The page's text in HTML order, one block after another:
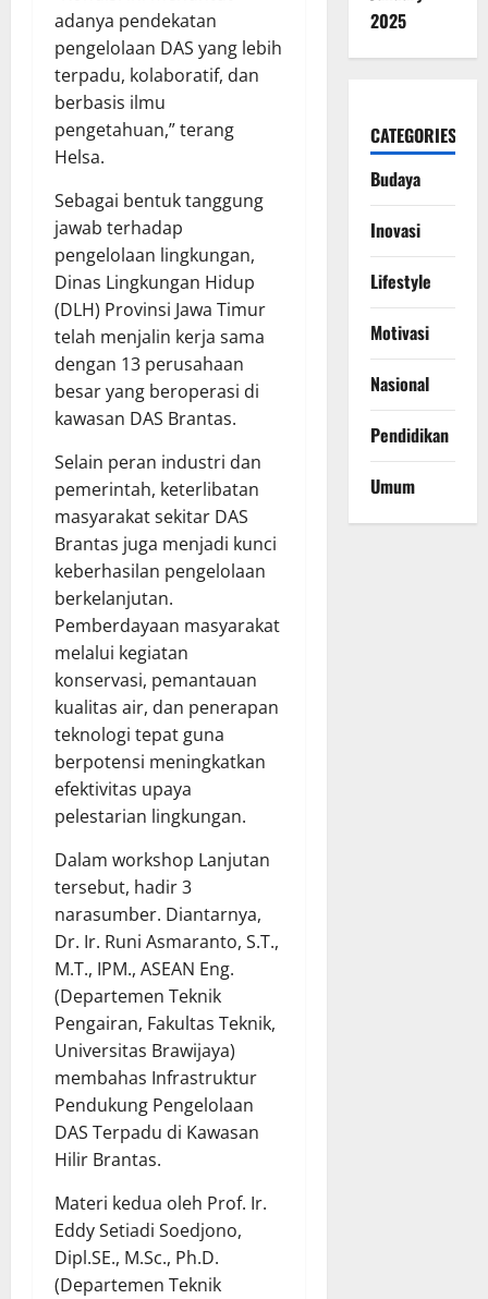
adanya pendekatan
pengelolaan DAS yang lebih
terpadu, kolaboratif, dan
berbasis ilmu
pengetahuan,” terang
Helsa.
Sebagai bentuk tanggung
jawab terhadap
pengelolaan lingkungan,
Dinas Lingkungan Hidup
(DLH) Provinsi Jawa Timur
telah menjalin kerja sama
dengan 13 perusahaan
besar yang beroperasi di
kawasan DAS Brantas.
Selain peran industri dan
pemerintah, keterlibatan
masyarakat sekitar DAS
Brantas juga menjadi kunci
keberhasilan pengelolaan
berkelanjutan.
Pemberdayaan masyarakat
melalui kegiatan
konservasi, pemantauan
kualitas air, dan penerapan
teknologi tepat guna
berpotensi meningkatkan
efektivitas upaya
pelestarian lingkungan.
Dalam workshop Lanjutan
tersebut, hadir 3
narasumber. Diantarnya,
Dr. Ir. Runi Asmaranto, S.T.,
M.T., IPM., ASEAN Eng.
(Departemen Teknik
Pengairan, Fakultas Teknik,
Universitas Brawijaya)
membahas Infrastruktur
Pendukung Pengelolaan
DAS Terpadu di Kawasan
Hilir Brantas.
Materi kedua oleh Prof. Ir.
Eddy Setiadi Soedjono,
Dipl.SE., M.Sc., Ph.D.
(Departemen Teknik
2025
CATEGORIES
Budaya
Inovasi
Lifestyle
Motivasi
Nasional
Pendidikan
Umum